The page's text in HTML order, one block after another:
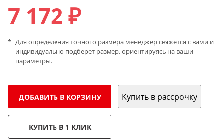
7 172 ₽
Для определения точного размера менеджер свяжется с вами и
индивидуально подберет размер, ориентируясь на ваши
параметры.
ДОБАВИТЬ В КОРЗИНУ Купить в рассрочку
КУПИТЬ В 1 КЛИК